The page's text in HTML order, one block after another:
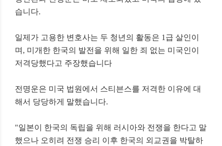
습니다.
일제가 고용한 변호사는 두 청년의 활동은 1급 살인이
며, 미 개한 한국의 발전을 위해 일한 죄 없는 미국인이
저격당했다고 주장했습니다
전명운은 미국 법원에서 스티븐스를 저격한 이유에 대
해서 당당하게 말했습니다.
"일본이 한국의 독립을 위해 러시아와 전쟁을 한다고 말
했으나 오히려 전쟁 승리 이후 한국의 외교권을 박탈하